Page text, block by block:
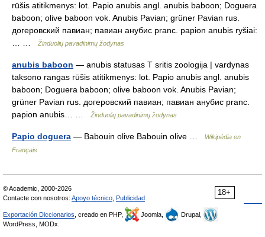
rūšis atitikmenys: lot. Papio anubis angl. anubis baboon; Doguera
baboon; olive baboon vok. Anubis Pavian; grüner Pavian rus.
догеровский павиан; павиан анубис pranc. papion anubis ryšiai:
Žinduolių pavadinimų žodynas
anubis baboon — anubis statusas T sritis zoologija | vardynas
taksono rangas rūšis atitikmenys: lot. Papio anubis angl. anubis
baboon; Doguera baboon; olive baboon vok. Anubis Pavian;
grüner Pavian rus. догеровский павиан; павиан анубис pranc.
papion anubis… …
Žinduolių pavadinimų žodynas
Papio doguera — Babouin olive Babouin olive …
Wikipédia en
Français
18+
© Academic, 2000-2026
Contacte con nosotros: Apoyo técnico Publicidad
Exportación Diccionarios , creado en PHP, Joomla,
Drupal,
WordPress, MODx.